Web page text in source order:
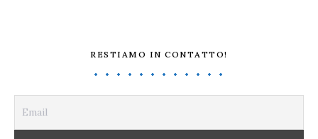
RESTIAMO IN CONTATTO!